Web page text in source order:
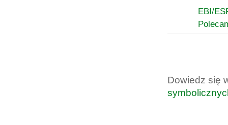
EBI/
Dowiedz się